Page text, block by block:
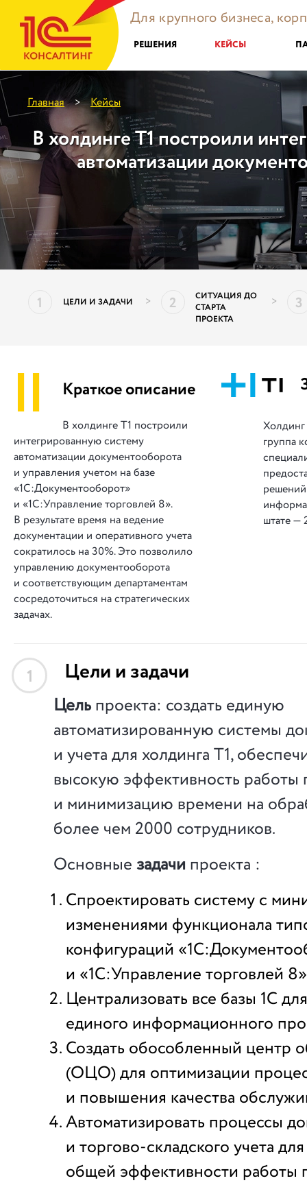
Для крупного бизнеса,
РЕШЕНИЯ КЕЙСЫ
Главная > Кейсы
В холдинге Т1 построили
автоматизации
1 ЦЕЛИ И ЗАДАЧИ > 2
СИТУАЦИЯ ДО
СТАРТА
ПРОЕКТА
> 3
|| Краткое описание
В холдинге Т1 построили
интегрированную систему
автоматизации документооборота
и управления учетом на базе
«1С:Документооборот»
и «1С:Управление торговлей 8».
В результате время на ведение
документации и оперативного учета
сократилось на 30%. Это позволило
управлению документооборота
и соответствующим департаментам
сосредоточиться на стратегических
задачах.
группа
штате —
1 Цели и задачи
Цельпроекта: создать единую
автоматизированную системы
и учета для холдинга Т1,
высокую эффективность работы
и минимизацию времени на
более чем 2000 сотрудников.
Основные задачи проекта :
Спроектировать систему с
изменениями функционала
конфигураций
и «1С:Управление торговлей
Централизовать все базы 1С
единого информационного
Создать обособленный центр
(ОЦО) для оптимизации
и повышения качества
Автоматизировать процессы
и торгово-складского учета
общей эффективности работы